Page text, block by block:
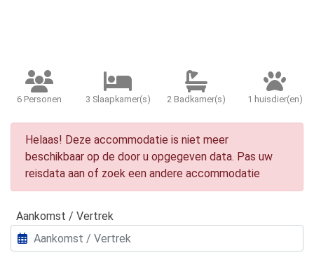
6 Personen 3 Slaapkamer(s) 2 Badkamer(s) 1 huisdier(en)
Helaas! Deze accommodatie is niet meer
beschikbaar op de door u opgegeven data. Pas uw
reisdata aan of zoek een andere accommodatie
Aankomst / Vertrek